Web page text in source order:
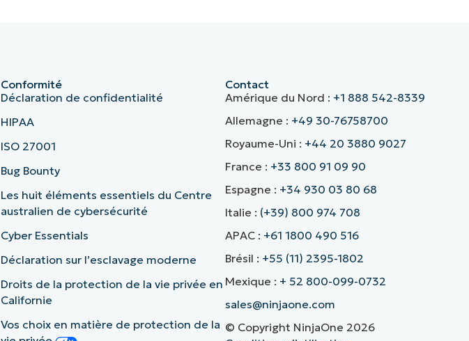
Conformité
Déclaration de confidentialité
HIPAA
ISO 27001
Bug Bounty
Les huit éléments essentiels du Centre
australien de cybersécurité
Cyber Essentials
Déclaration sur l’esclavage moderne
Droits de la protection de la vie privée en
Californie
Vos choix en matière de protection de la
Contact
Amérique du Nord : +1 888 542-8339
Allemagne : +49 30-76758700
Royaume-Uni : +44 20 3880 9027
France : +33 800 91 09 90
Espagne : +34 930 03 80 68
Italie : (+39) 800 974 708
APAC : +61 1800 490 516
Brésil : +55 (11) 2395-1802
Mexique : + 52 800-099-0732
sales@ninjaone.com
© Copyright NinjaOne 2026